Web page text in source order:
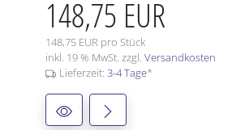
148,75 EUR
148,75 EUR pro Stück
inkl. 19 % MwSt. zzgl. Versandkosten
Lieferzeit: 3-4 Tage*